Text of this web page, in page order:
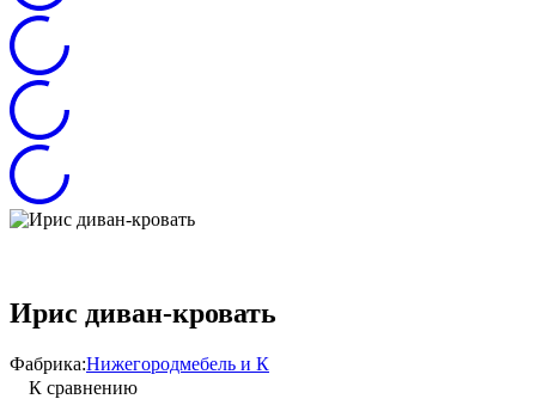
Ирис диван-кровать
Фабрика:Нижегородмебель и К
К сравнению